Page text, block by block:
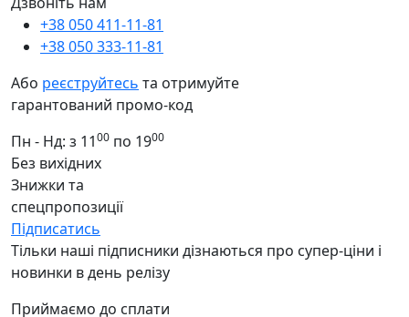
+38 050 411-11-81
+38 050 333-11-81
Або реєструйтесь та отримуйте
гарантований промо-код
Пн - Нд: з 1100 по 1900
Без вихідних
Знижки та
спецпропозиції
Підписатись
Тільки наші підписники дізнаються про супер-ціни і
новинки в день релізу
Приймаємо до сплати